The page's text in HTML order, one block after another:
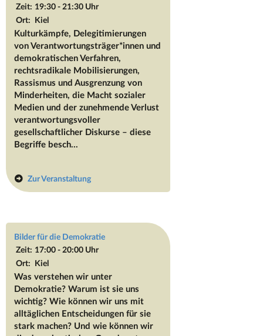
Zeit: 19:30 - 21:30 Uhr
Ort: Kiel
Kulturkämpfe, Delegitimierungen
von Verantwortungsträger*innen und
demokratischen Verfahren,
rechtsradikale Mobilisierungen,
Rassismus und Ausgrenzung von
Minderheiten, die Macht sozialer
Medien und der zunehmende Verlust
verantwortungsvoller
gesellschaftlicher Diskurse – diese
Begriffe besch...
Zur Veranstaltung
Bilder für die Demokratie
Zeit: 17:00 - 20:00 Uhr
Ort: Kiel
Was verstehen wir unter
Demokratie? Warum ist sie uns
wichtig? Wie können wir uns mit
alltäglichen Entscheidungen für sie
stark machen? Und wie können wir